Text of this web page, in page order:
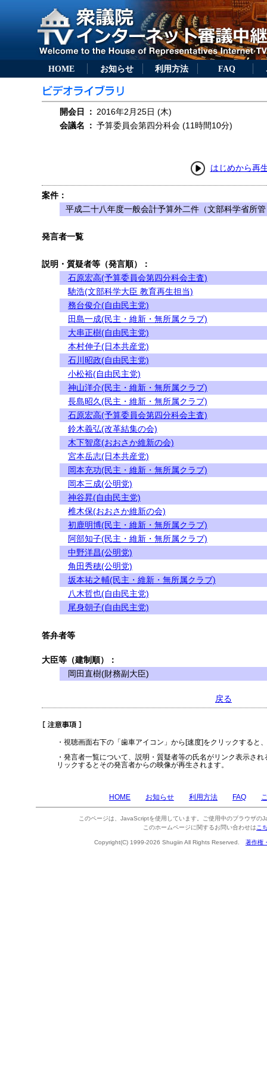
HOME お知らせ 利用方法 FAQ
開会日 ： 2016年2月25日 (木)
会議名
： 予算委員会第四分科会 (11時間10分)
はじめから再
案件：
平成二十八年度一般会計予算外二件（文部科学省所
発言者一覧
説明・質疑者等（発言順）：
石原宏高(予算委員会第四分科会主査)
馳浩(文部科学大臣 教育再生担当)
務台俊介(自由民主党)
田島一成(民主・維新・無所属クラブ)
大串正樹(自由民主党)
本村伸子(日本共産党)
石川昭政(自由民主党)
小松裕(自由民主党)
神山洋介(民主・維新・無所属クラブ)
長島昭久(民主・維新・無所属クラブ)
石原宏高(予算委員会第四分科会主査)
鈴木義弘(改革結集の会)
木下智彦(おおさか維新の会)
宮本岳志(日本共産党)
岡本充功(民主・維新・無所属クラブ)
岡本三成(公明党)
神谷昇(自由民主党)
椎木保(おおさか維新の会)
初鹿明博(民主・維新・無所属クラブ)
阿部知子(民主・維新・無所属クラブ)
中野洋昌(公明党)
角田秀穂(公明党)
坂本祐之輔(民主・維新・無所属クラブ)
八木哲也(自由民主党)
尾身朝子(自由民主党)
答弁者等
大臣等（建制順）：
岡田直樹(財務副大臣)
戻る
・視聴画面右下の「歯車アイコン」から[速度]をクリックすると
・発言者一覧について、説明・質疑者等の氏名がリンク表示さ
リックするとその発言者からの映像が再生されます。
HOME お知らせ 利用方法 FAQ
このページは、JavaScriptを使用しています。ご使用中のブラウザの
このホームページに関するお問い合わせは こ
Copyright(C) 1999-2026 Shugiin All Rights Reserved. 著作権